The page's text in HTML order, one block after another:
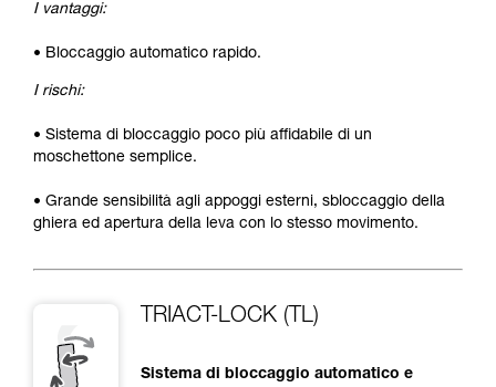
I vantaggi:
• Bloccaggio automatico rapido.
I rischi:
• Sistema di bloccaggio poco più affidabile di un
moschettone semplice.
• Grande sensibilità agli appoggi esterni, sbloccaggio della
ghiera ed apertura della leva con lo stesso movimento.
TRIACT-LOCK (TL)
Sistema di bloccaggio automatico e